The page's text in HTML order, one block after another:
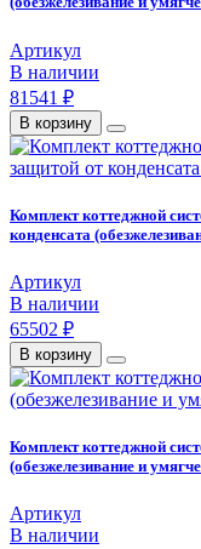
Артикул
В наличии
81541 ₽
В корзину
Комплект коттеджной
конденсата
Артикул
В наличии
65502 ₽
В корзину
Комплект коттеджной
(обезжелезивание и
Артикул
В наличии